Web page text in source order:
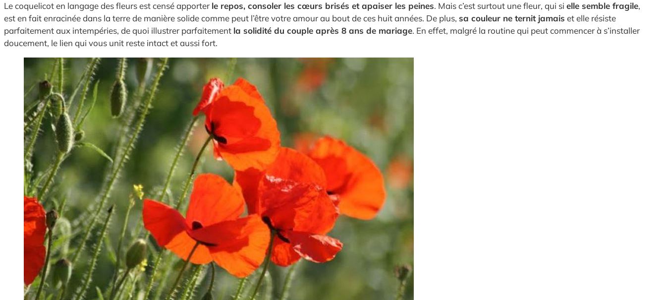
Le coquelicot en langage des fleurs est censé apporter le repos, consoler les cœurs brisés et apaiser les peines. Mais c’est surtout une fleur, qui si elle semble fragile,
est en fait enracinée dans la terre de manière solide comme peut l’être votre amour au bout de ces huit années. De plus, sa couleur ne ternit jamais et elle résiste
parfaitement aux intempéries, de quoi illustrer parfaitement la solidité du couple après 8 ans de mariage. En effet, malgré la routine qui peut commencer à s’installer
doucement, le lien qui vous unit reste intact et aussi fort.